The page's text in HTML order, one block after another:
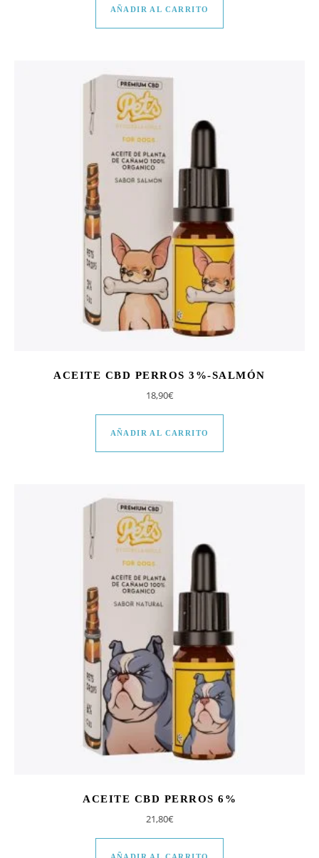
AÑADIR AL CARRITO
ACEITE CBD PERROS 3%-SALMÓN
18,90€
AÑADIR AL CARRITO
ACEITE CBD PERROS 6%
21,80€